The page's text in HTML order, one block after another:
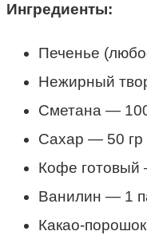
Ингредиенты:
Печенье
Нежирный
Сметана —
Сахар — 50 гр
Кофе готовый
Ванилин — 1
Какао-порошок